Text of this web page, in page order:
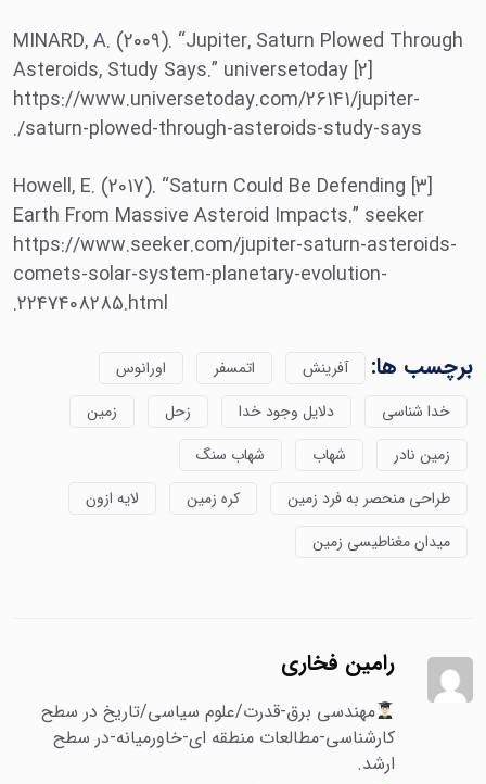
MINARD, A. (2009). “Jupiter, Saturn Plowed Through
Asteroids, Study Says.” universetoday [2]
https://www.universetoday.com/26141/jupiter-
saturn-plowed-through-asteroids-study-says/.
[۳] Howell, E. (2017). “Saturn Could Be Defending
Earth From Massive Asteroid Impacts.” seeker
https://www.seeker.com/jupiter-saturn-asteroids-
comets-solar-system-planetary-evolution-
2247408285.html.
برچسب ها: آفرینش اتمسفر
اورانوس
خدا شناسی
دلایل وجود خدا زحل
زمین
زمین نادر
شهاب
شهاب سنگ
طراحی منحصر به فرد زمین
کره زمین
لایه ازون
میدان مغناطیسی زمین
رامین فخاری
مهندسی برق-قدرت/علوم سیاسی/تاریخ در سطح
کارشناسی-مطالعات منطقه ای-خاورمیانه-در سطح
ارشد.